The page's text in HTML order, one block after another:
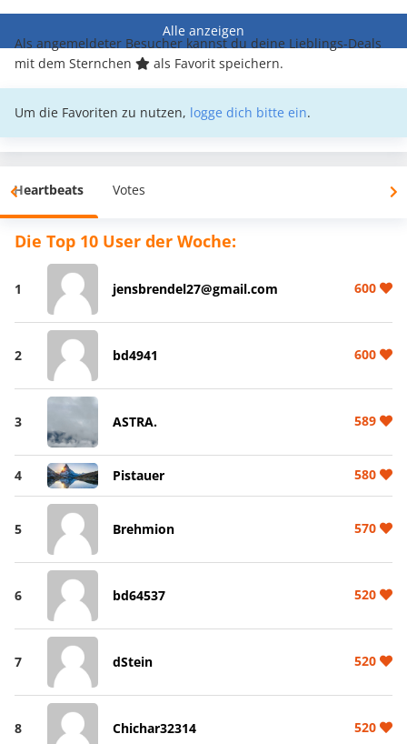
Alle anzeigen
Als angemeldeter Besucher kannst du deine Lieblings-Deals
mit dem Sternchen
als Favorit speichern.
Um die Favoriten zu nutzen, logge dich bitte ein.
Heartbeats Votes
Die Top 10 User der Woche:
1 jensbrendel27@gmail.com 600
2 bd4941 600
3 ASTRA. 589
4 Pistauer 580
5 Brehmion 570
6 bd64537 520
7 dStein 520
8 Chichar32314 520